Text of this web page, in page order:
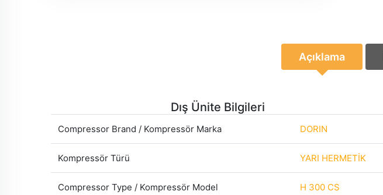
Açıklama
Dış Ünite Bilgileri
Compressor Brand / Kompressör Marka DORIN
Kompressör Türü YARI HERMETİK
Compressor Type / Kompressör Model H 300 CS